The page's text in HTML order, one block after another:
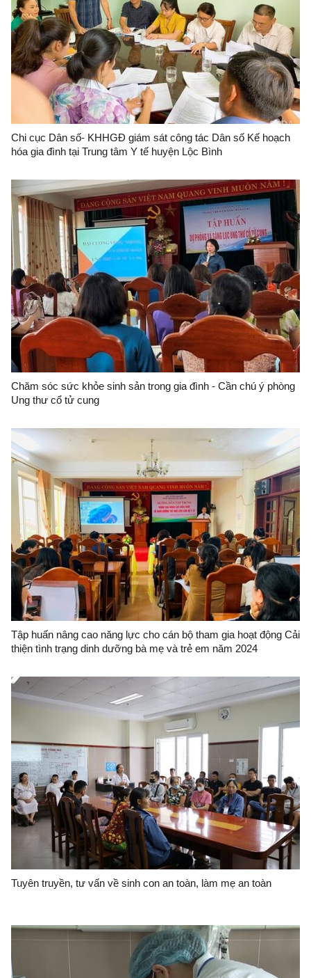
Chi cục Dân số- KHHGĐ giám sát công tác Dân số Kế hoạch
hóa gia đình tại Trung tâm Y tế huyện Lộc Bình
Chăm sóc sức khỏe sinh sản trong gia đình - Cần chú ý phòng
Ung thư cổ tử cung
Tập huấn nâng cao năng lực cho cán bộ tham gia hoạt động Cải
thiện tình trạng dinh dưỡng bà mẹ và trẻ em năm 2024
Tuyên truyền, tư vấn về sinh con an toàn, làm mẹ an toàn